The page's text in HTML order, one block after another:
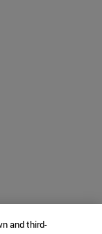
and third-